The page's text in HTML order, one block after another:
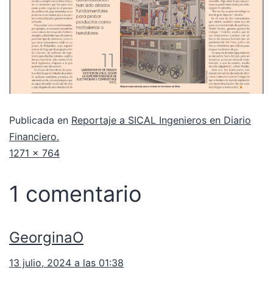
Publicada en Reportaje a SICAL Ingenieros en Diario
Financiero.
1271 × 764
1 comentario
GeorginaO
13 julio, 2024 a las 01:38